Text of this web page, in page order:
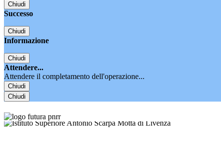
Chiudi
Successo
Chiudi
Informazione
Chiudi
Attendere...
Attendere il completamento dell'operazione...
Chiudi
Chiudi